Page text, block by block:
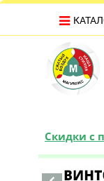
Скидки с